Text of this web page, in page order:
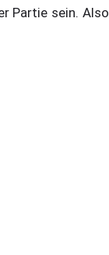
Partie sein. Also